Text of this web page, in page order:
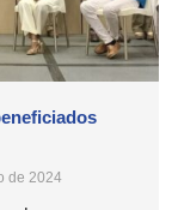
de 2024